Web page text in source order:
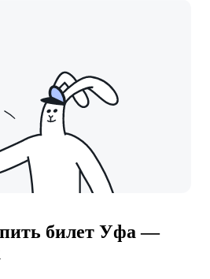
билет Уфа —